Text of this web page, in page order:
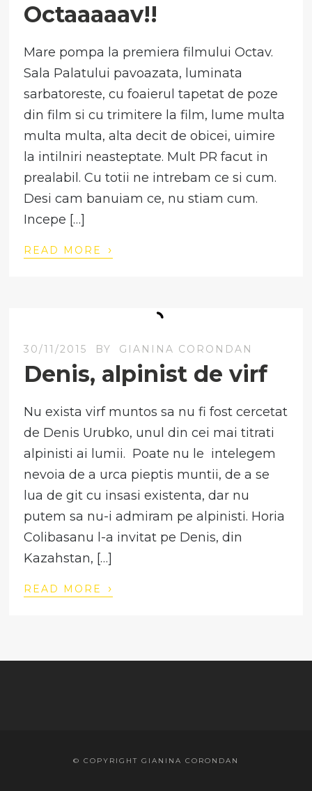
Octaaaaav!!
Mare pompa la premiera filmului Octav.
Sala Palatului pavoazata, luminata
sarbatoreste, cu foaierul tapetat de poze
din film si cu trimitere la film, lume multa
multa multa, alta decit de obicei, uimire
la intilniri neasteptate. Mult PR facut in
prealabil. Cu totii ne intrebam ce si cum.
Desi cam banuiam ce, nu stiam cum.
Incepe […]
READ MORE ›
30/11/2015 BY GIANINA CORONDAN
Denis, alpinist de virf
Nu exista virf muntos sa nu fi fost cercetat
de Denis Urubko, unul din cei mai titrati
alpinisti ai lumii. Poate nu le intelegem
nevoia de a urca pieptis muntii, de a se
lua de git cu insasi existenta, dar nu
putem sa nu-i admiram pe alpinisti. Horia
Colibasanu l-a invitat pe Denis, din
Kazahstan, […]
READ MORE ›
© COPYRIGHT GIANINA CORONDAN